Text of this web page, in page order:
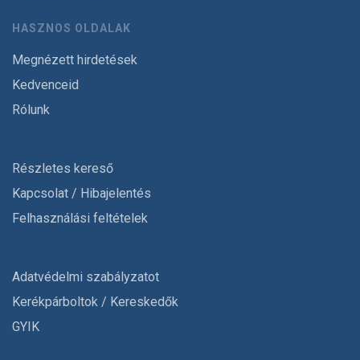
HASZNOS OLDALAK
Megnézett hirdetések
Kedvenceid
Rólunk
Részletes kereső
Kapcsolat / Hibajelentés
Felhasználási feltételek
Adatvédelmi szabályzatot
Kerékpárboltok / Kereskedők
GYIK